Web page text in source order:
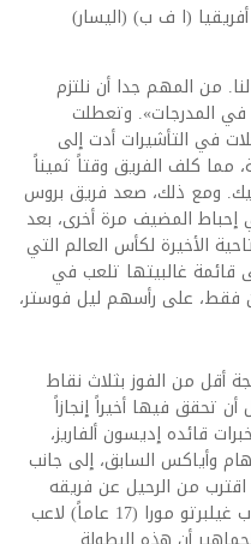
(ا ف ب) (اليسار)
من المهم جدا أن نلتزم
في المدرجات». وتعطلت
في التأشيرات أدت إلى
مما كلف الفريق وقتاً ثميناً
ومع ذلك، صعد فريق بروس
المضيف مرة أخرى، بعد
الأخيرة لكأس العالم التي
قائمة غالبيتها تلعب في
فقط، على رأسهم ليل فوستر،
أقل من الفوز بثلاث نقاط
تحقق فيها أخيراً إنجازاً
قائده إديسون ألفاريز،
وأياكس السابق، إلى جانب
اقترب من الرحيل عن فريقه
الحالي فولهام الإنجليزي، والنجم الشاب غيلبرتو مورا (17 عاماً) لاعب